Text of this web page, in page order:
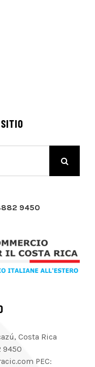
9450
Costa Rica
9450
PEC: